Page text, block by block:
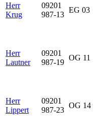
Herr
Krug
09201
987-13
EG 03
Herr
Lautner
09201
987-19
OG 11
Herr
Lippert
09201
987-23
OG 14